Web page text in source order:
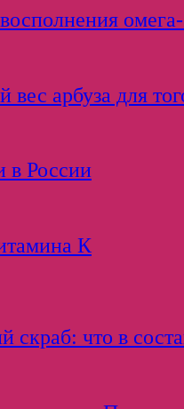
вес арбуза для
в России
К
скраб: что в